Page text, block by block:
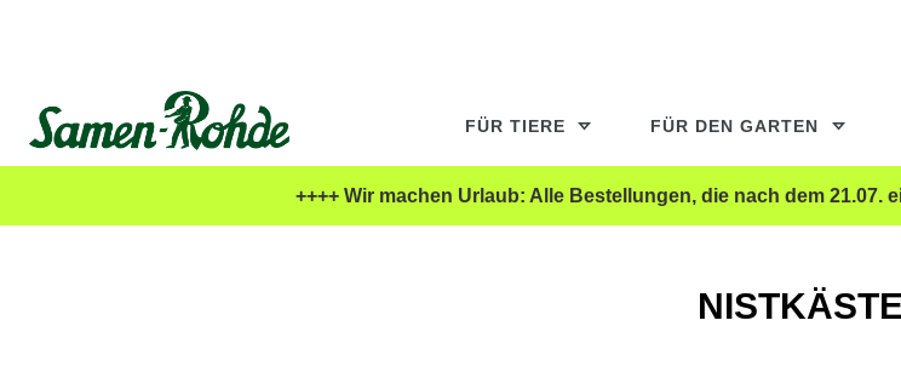
FÜR TIERE FÜR DEN GARTEN
++++ Wir machen Urlaub: Alle Bestellungen, die nach dem 21.07.